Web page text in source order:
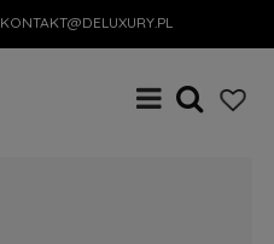
KONTAKT@DELUXURY.PL